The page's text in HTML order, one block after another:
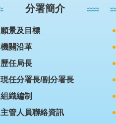
分署簡介
願景及目標
機關沿革
歷任局長
現任分署長/副分署長
組織編制
主管人員聯絡資訊